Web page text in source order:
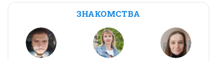
ЗНАКОМСТВА